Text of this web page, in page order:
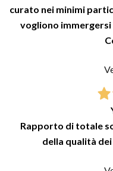
curato nei minimi
vogliono immergersi
Rapporto di totale
della qualità